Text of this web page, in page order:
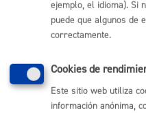
Subvenciones para
Justificación
* Online con
ejemplo, el idioma). Si
puede que algunos de
correctamente.
Cookies de
Este sitio web utiliza
información anónima,